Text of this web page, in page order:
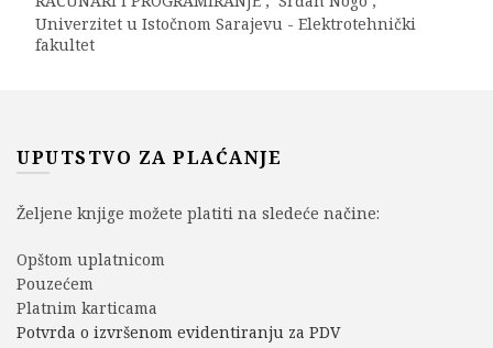
Univerzitet u Istočnom Sarajevu - Elektrotehnički
fakultet
UPUTSTVO ZA PLAĆANJE
Željene knjige možete platiti na sledeće načine:
Opštom uplatnicom
Pouzećem
Platnim karticama
Potvrda o izvršenom evidentiranju za PDV